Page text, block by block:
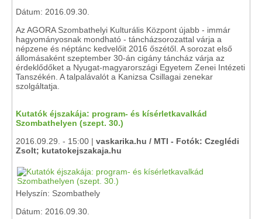
Dátum: 2016.09.30.
Az AGORA Szombathelyi Kulturális Központ újabb - immár
hagyományosnak mondható - táncházsorozattal várja a
népzene és néptánc kedvelőit 2016 őszétől. A sorozat első
állomásaként szeptember 30-án cigány táncház várja az
érdeklődőket a Nyugat-magyarországi Egyetem Zenei Intézeti
Tanszékén. A talpalávalót a Kanizsa Csillagai zenekar
szolgáltatja.
Kutatók éjszakája: program- és kísérletkavalkád
Szombathelyen (szept. 30.)
2016.09.29. - 15:00 | vaskarika.hu / MTI - Fotók: Czeglédi
Zsolt; kutatokejszakaja.hu
Helyszín: Szombathely
Dátum: 2016.09.30.